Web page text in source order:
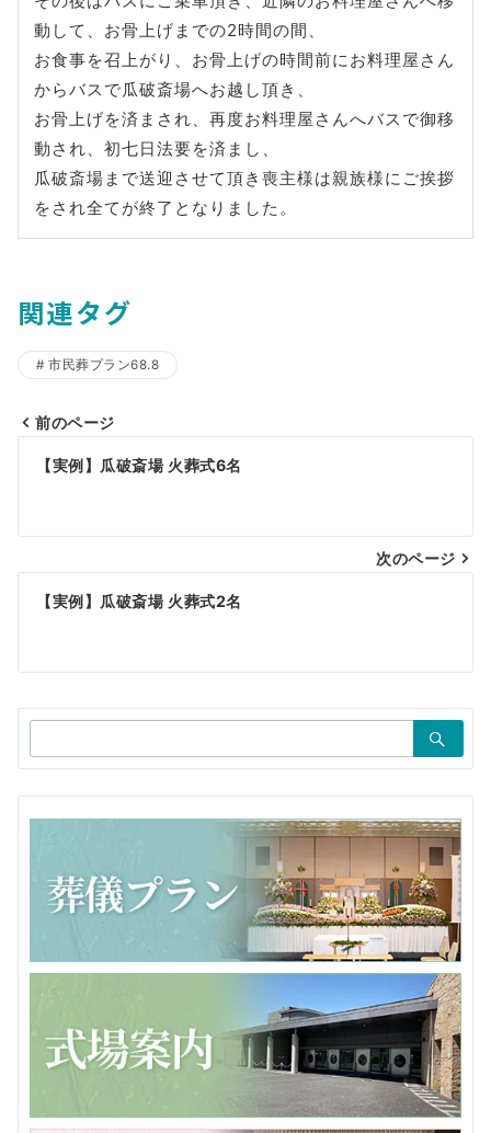
動して、お骨上げまでの2時間の間、
お食事を召上がり、お骨上げの時間前にお料理屋さん
からバスで瓜破斎場へお越し頂き、
お骨上げを済まされ、再度お料理屋さんへバスで御移
動され、初七日法要を済まし、
瓜破斎場まで送迎させて頂き喪主様は親族様にご挨拶
をされ全てが終了となりました。
関連タグ
市民葬プラン68.8
ナ
ビ
シ
ョ
ン
前のページ
【実例】瓜破斎場 火葬式6名
次のページ
【実例】瓜破斎場 火葬式2名
索：